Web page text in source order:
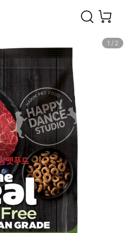
1 / 2